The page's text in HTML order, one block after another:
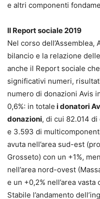
e altri componenti
Il Report sociale 2019
Nel corso dell’Assemblea,
bilancio e la relazione
anche il Report sociale
significativi numeri,
numero di donazioni Avis
0,6%: in totale i donatori
donazioni, di cui 82.014
e 3.593 di
avuta nell’area sud-est
Grosseto) con un +1%,
nell’area nord-ovest
e un +0,2% nell’area
Stabile l’andamento